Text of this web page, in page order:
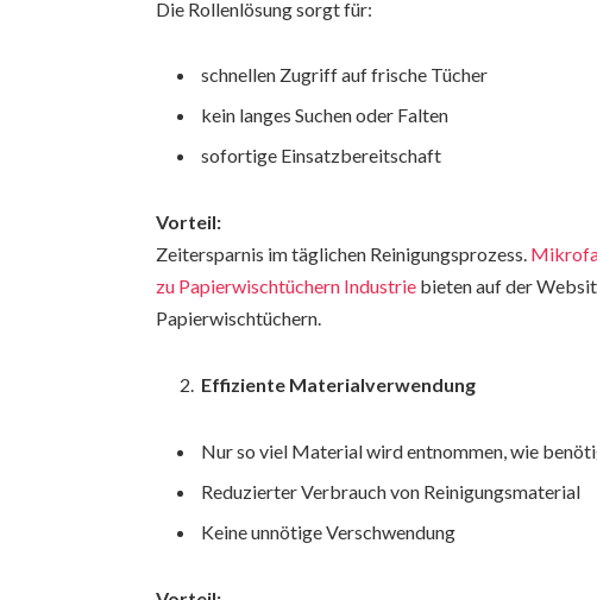
Die Rollenlösung sorgt für:
schnellen Zugriff auf frische Tücher
kein langes Suchen oder Falten
sofortige Einsatzbereitschaft
Vorteil:
Zeitersparnis im täglichen Reinigungsprozess.
zu Papierwischtüchern Industrie bieten auf der
Papierwischtüchern.
Effiziente Materialverwendung
Nur so viel Material wird entnommen, wie
Reduzierter Verbrauch von Reinigungsmaterial
Keine unnötige Verschwendung